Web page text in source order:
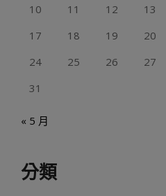
10
11 12 13
17
18 19 20
24
25 26 27
31
« 5 月
分類